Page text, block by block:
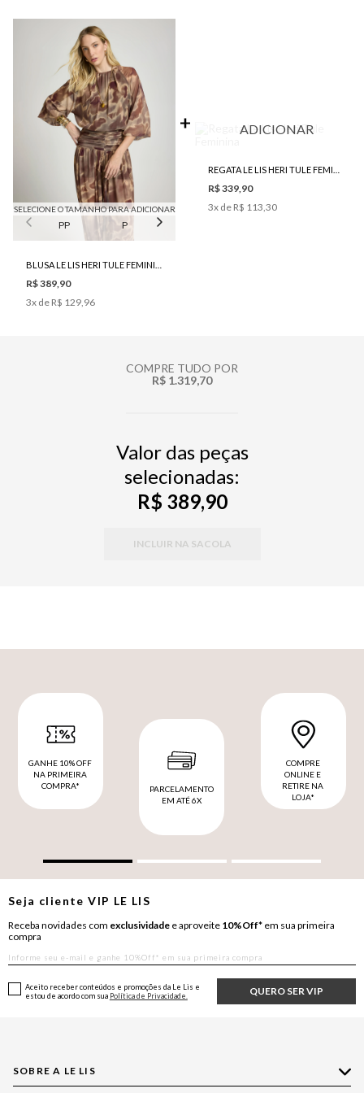
SELECIONE O TAMANHO PARA ADICIONAR
PP P
R$ 389,90
3x de R$ 129,96
ADICIONAR
R$ 339,90
3x de R$ 113,30
COMPRE TUDO POR
R$ 1.319,70
Valor das peças
selecionadas:
R$ 389,90
INCLUIR NA SACOLA
GANHE 10% OFF
NA PRIMEIRA
COMPRA*
PARCELAMENTO
EM ATÉ 6X
COMPRE
ONLINE E
RETIRE NA
LOJA*
Seja clienteVIP LE LIS
Receba novidades com exclusividade e aproveite 10%Off* em sua primeira
compra
QUERO SER VIP
Aceito receber conteúdos e promoções da Le Lis e
estou de acordo com sua Política de Privacidade.
SOBRE A LE LIS